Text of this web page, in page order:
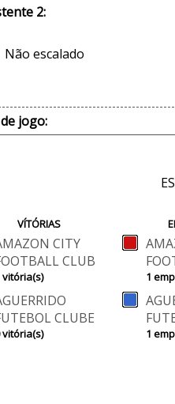
2:
Não escalado
jogo:
VÍTÓRIAS
CITY
CLUB
vitória(s)
CLUBE
vitória(s)
1
1